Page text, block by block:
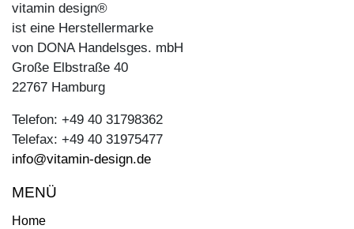
vitamin design®
ist eine Herstellermarke
von DONA Handelsges. mbH
Große Elbstraße 40
22767 Hamburg
Telefon: +49 40 31798362
Telefax: +49 40 31975477
info@vitamin-design.de
MENÜ
Home